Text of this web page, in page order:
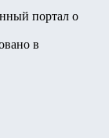
портал о
в